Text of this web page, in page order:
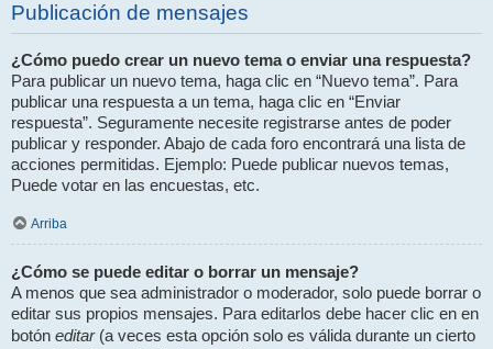
Publicación de mensajes
¿Cómo puedo crear un nuevo tema o enviar una respuesta?
Para publicar un nuevo tema, haga clic en “Nuevo tema”. Para
publicar una respuesta a un tema, haga clic en “Enviar
respuesta”. Seguramente necesite registrarse antes de poder
publicar y responder. Abajo de cada foro encontrará una lista de
acciones permitidas. Ejemplo: Puede publicar nuevos temas,
Puede votar en las encuestas, etc.
Arriba
¿Cómo se puede editar o borrar un mensaje?
A menos que sea administrador o moderador, solo puede borrar o
editar sus propios mensajes. Para editarlos debe hacer clic en en
botón editar(a veces esta opción solo es válida durante un cierto